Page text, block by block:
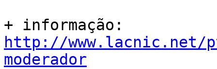
http://www.lacnic.net/
moderador